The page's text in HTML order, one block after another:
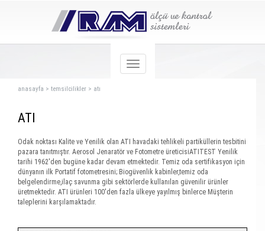
anasayfa > temsilcilikler > atı
ATI
Odak noktası Kalite ve Yenilik olan ATI havadaki tehlikeli partiküllerin tesbitini
pazara tanıtmıştır. Aerosol Jenaratör ve Fotometre üreticisiATITEST Yenilik
tarihi 1962'den bugüne kadar devam etmektedir. Temiz oda sertifikasyon için
dünyanın ilk Portatif fotometresini; Biogüvenlik kabinler,temiz oda
belgelendirme,ilaç savunma gibi sektörlerde kullanılan güvenilir ürünler
üretmektedir. ATI ürünleri 100'den fazla ülkeye yayılmış binlerce Müşterin
taleplerini karşılamaktadır.